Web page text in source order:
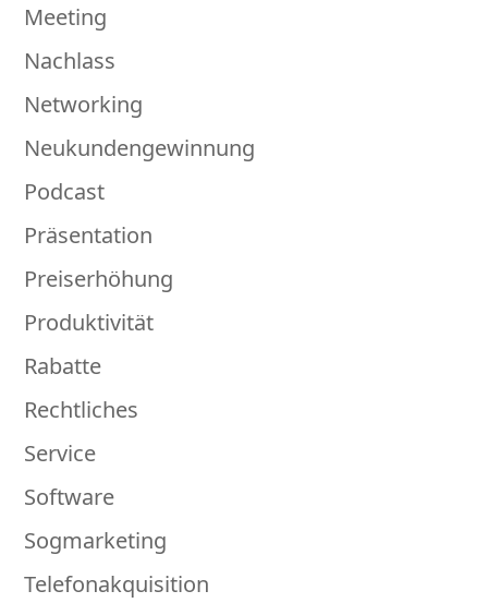
Meeting
Nachlass
Networking
Neukundengewinnung
Podcast
Präsentation
Preiserhöhung
Produktivität
Rabatte
Rechtliches
Service
Software
Sogmarketing
Telefonakquisition